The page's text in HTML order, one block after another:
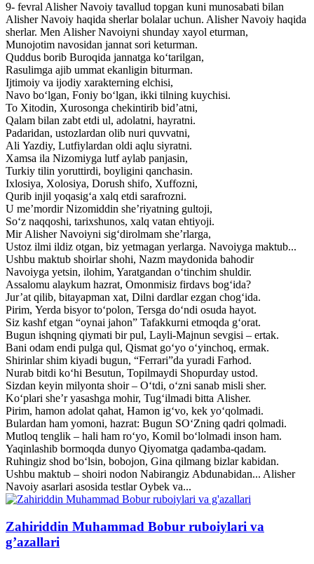
9- fevral Alisher Navoiy tavallud topgan kuni munosabati bilan
Alisher Navoiy haqida sherlar bolalar uchun. Alisher Navoiy haqida
sherlar. Men Alisher Navoiyni shunday xayol eturman,
Munojotim navosidan jannat sori keturman.
Quddus borib Buroqida jannatga ko‘tarilgan,
Rasulimga ajib ummat ekanligin biturman.
Ijtimoiy va ijodiy xarakterning elchisi,
Navo bo‘lgan, Foniy bo‘lgan, ikki tilning kuychisi.
To Xitodin, Xurosonga chekintirib bid’atni,
Qalam bilan zabt etdi ul, adolatni, hayratni.
Padaridan, ustozlardan olib nuri quvvatni,
Ali Yazdiy, Lutfiylardan oldi aqlu siyratni.
Xamsa ila Nizomiyga lutf aylab panjasin,
Turkiy tilin yoruttirdi, boyligini qanchasin.
Ixlosiya, Xolosiya, Dorush shifo, Xuffozni,
Qurib injil yoqasig‘a xalq etdi sarafrozni.
U me’mordir Nizomiddin she’riyatning gultoji,
So‘z naqqoshi, tarixshunos, xalq vatan ehtiyoji.
Mir Alisher Navoiyni sig‘dirolmam she’rlarga,
Ustoz ilmi ildiz otgan, biz yetmagan yerlarga. Navoiyga maktub...
Ushbu maktub shoirlar shohi, Nazm maydonida bahodir
Navoiyga yetsin, ilohim, Yaratgandan o‘tinchim shuldir.
Assalomu alaykum hazrat, Omonmisiz firdavs bog‘ida?
Jur’at qilib, bitayapman xat, Dilni dardlar ezgan chog‘ida.
Pirim, Yerda bisyor to‘polon, Tersga do‘ndi osuda hayot.
Siz kashf etgan “oynai jahon” Tafakkurni etmoqda g‘orat.
Bugun ishqning qiymati bir pul, Layli-Majnun sevgisi – ertak.
Bani odam endi pulga qul, Qismat go‘yo o‘yinchoq, ermak.
Shirinlar shim kiyadi bugun, “Ferrari”da yuradi Farhod.
Nurab bitdi ko‘hi Besutun, Topilmaydi Shopurday ustod.
Sizdan keyin milyonta shoir – O‘tdi, o‘zni sanab misli sher.
Ko‘plari she’r yasashga mohir, Tug‘ilmadi bitta Alisher.
Pirim, hamon adolat qahat, Hamon ig‘vo, kek yo‘qolmadi.
Bulardan ham yomoni, hazrat: Bugun SO‘Zning qadri qolmadi.
Mutloq tenglik – hali ham ro‘yo, Komil bo‘lolmadi inson ham.
Yaqinlashib bormoqda dunyo Qiyomatga qadamba-qadam.
Ruhingiz shod bo‘lsin, bobojon, Gina qilmang bizlar kabidan.
Ushbu maktub – shoiri nodon Nabirangiz Abdunabidan... Alisher
Navoiy asarlari asosida testlar Oybek va...
Zahiriddin Muhammad Bobur ruboiylari va
g’azallari